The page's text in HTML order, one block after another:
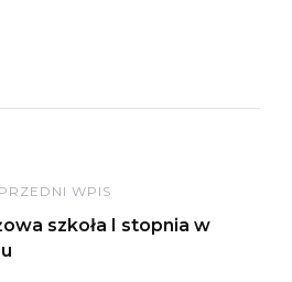
WPIS
szkoła I stopnia w